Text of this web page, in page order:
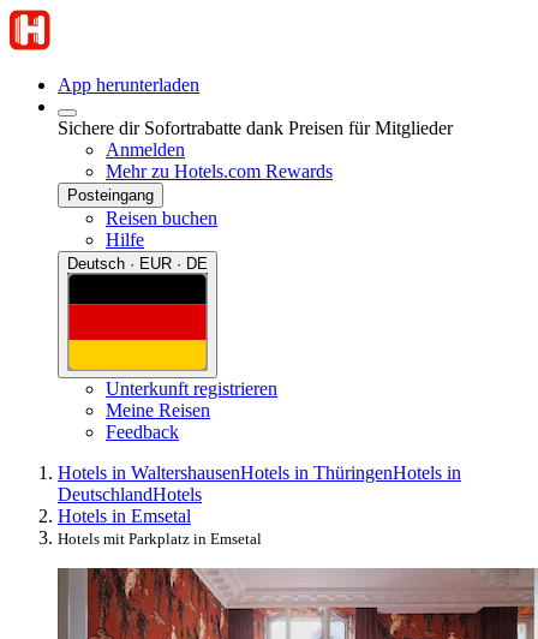
App herunterladen
Sichere dir Sofortrabatte dank Preisen für Mitglieder
Anmelden
Mehr zu Hotels.com Rewards
Posteingang
Reisen buchen
Hilfe
Deutsch · EUR · DE
Unterkunft registrieren
Meine Reisen
Feedback
Hotels in WaltershausenHotels in ThüringenHotels in
DeutschlandHotels
Hotels in Emsetal
Hotels mit Parkplatz in Emsetal